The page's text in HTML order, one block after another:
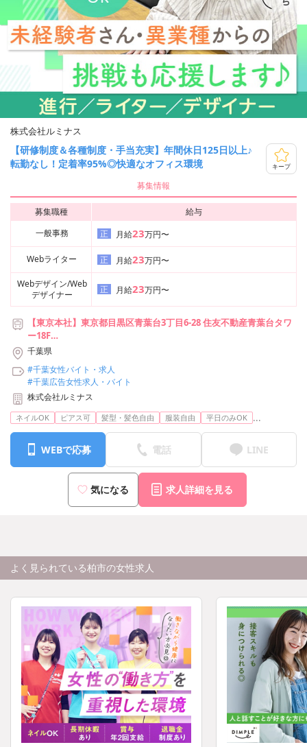
株式会社ルミナス
【研修制度＆各種制度・手当充実】年間休日125日以上♪
転勤なし！定着率95%◎快適なオフィス環境
キープ
募集情報
募集職種
給与
一般事務
正 月給23万円〜
Webライター 正 月給23万円〜
Webデザイン/Web
デザイナー
正 月給23万円〜
【東京本社】東京都目黒区青葉台3丁目6-28 住友不動産青葉台タワ
ー18F
【池袋支社】東京都豊島区池袋2-49-14 恩永メルヴェイユ 201号室
室
【名古屋支社】愛知県名古屋市中村区竹橋町15-16 ジュモール名駅
WEST 8F
【大阪支社】大阪府大阪市北区梅田3-3-20 明治安田生命大阪梅田ビ
ル23階
※上記から希望の勤務地で勤務可能です
千葉県
#千葉女性バイト・求人
#千葉広告女性求人・バイト
株式会社ルミナス
ネイルOK ピアス可 髪型・髪色自由 服装自由 平日のみOK ...
WEBで応募 電話 LINE
気になる 求人詳細を見る
よく見られている柏市の女性求人